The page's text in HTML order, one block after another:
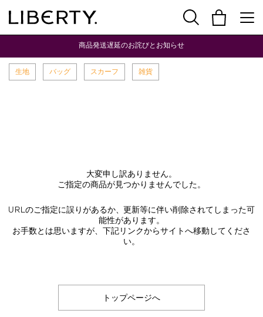
商品発送遅延のお詫びとお知らせ
生地 バッグ スカーフ 雑貨
大変申し訳ありません。
ご指定の商品が見つかりませんでした。
URLのご指定に誤りがあるか、更新等に伴い削除されてしまった可
能性があります。
お手数とは思いますが、下記リンクからサイトへ移動してくださ
い。
トップページへ